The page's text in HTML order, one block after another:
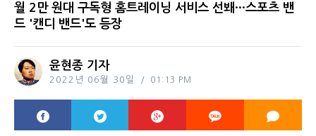
월 2만 원대 구독형 홈트레이닝 서비스 선봬···스포츠 밴
드 '캔디 밴드'도 등장
윤현종 기자
2022년 06월 30일 01:13 PM